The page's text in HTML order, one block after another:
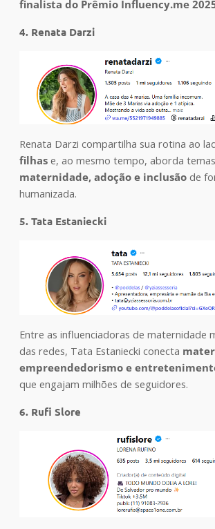
finalista do Prêmio Influency.me
4. Renata Darzi
Renata Darzi compartilha sua rotina ao
filhase, ao mesmo tempo, aborda
maternidade, adoção e inclusãode
humanizada.
5. Tata Estaniecki
Entre as influenciadoras de maternidade
das redes, Tata Estaniecki conecta
empreendedorismo e
que engajam milhões de seguidores.
6. Rufi Slore